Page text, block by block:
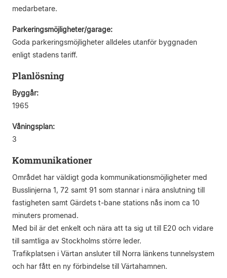
medarbetare.
Parkeringsmöjligheter/garage:
Goda parkeringsmöjligheter alldeles utanför byggnaden
enligt stadens tariff.
Planlösning
Byggår:
1965
Våningsplan:
3
Kommunikationer
Området har väldigt goda kommunikationsmöjligheter med
Busslinjerna 1, 72 samt 91 som stannar i nära anslutning till
fastigheten samt Gärdets t-bane stations nås inom ca 10
minuters promenad.
Med bil är det enkelt och nära att ta sig ut till E20 och vidare
till samtliga av Stockholms större leder.
Trafikplatsen i Värtan ansluter till Norra länkens tunnelsystem
och har fått en ny förbindelse till Värtahamnen.